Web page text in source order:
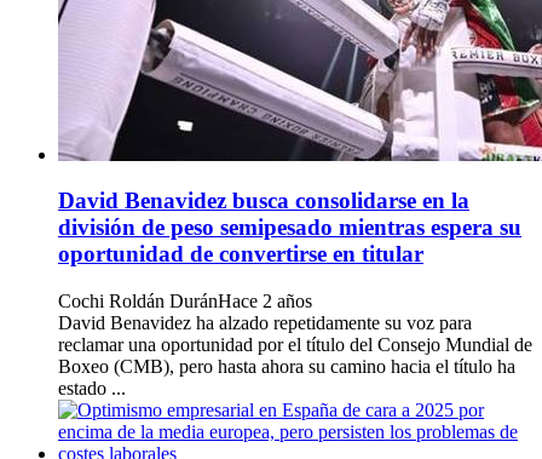
David Benavidez busca consolidarse en la
división de peso semipesado mientras espera su
oportunidad de convertirse en titular
Cochi Roldán DuránHace 2 años
David Benavidez ha alzado repetidamente su voz para
reclamar una oportunidad por el título del Consejo Mundial de
Boxeo (CMB), pero hasta ahora su camino hacia el título ha
estado ...